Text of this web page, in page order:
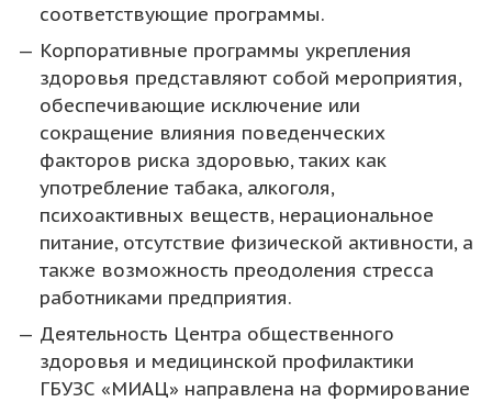
соответствующие программы.
Корпоративные программы укрепления
здоровья представляют собой мероприятия,
обеспечивающие исключение или
сокращение влияния поведенческих
факторов риска здоровью, таких как
употребление табака, алкоголя,
психоактивных веществ, нерациональное
питание, отсутствие физической активности, а
также возможность преодоления стресса
работниками предприятия.
Деятельность Центра общественного
здоровья и медицинской профилактики
ГБУЗС «МИАЦ» направлена на формирование